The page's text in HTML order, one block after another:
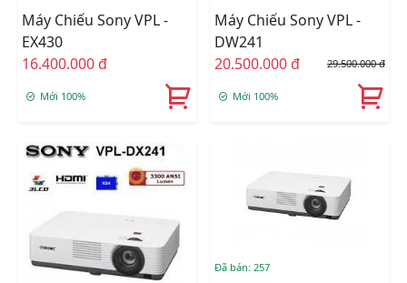
Máy Chiếu Sony VPL -
EX430
16.400.000 đ
Mới 100%
Máy Chiếu Sony VPL -
DW241
20.500.000 đ
29.500.000 đ
Mới 100%
Đã bán: 257